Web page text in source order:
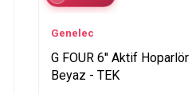
Genelec
G FOUR 6'' Aktif Hoparlör
Beyaz - TEK